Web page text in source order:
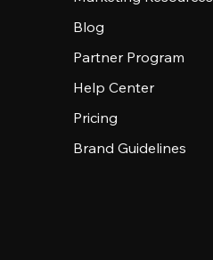
Blog
Partner Program
Help Center
Pricing
Brand Guidelines